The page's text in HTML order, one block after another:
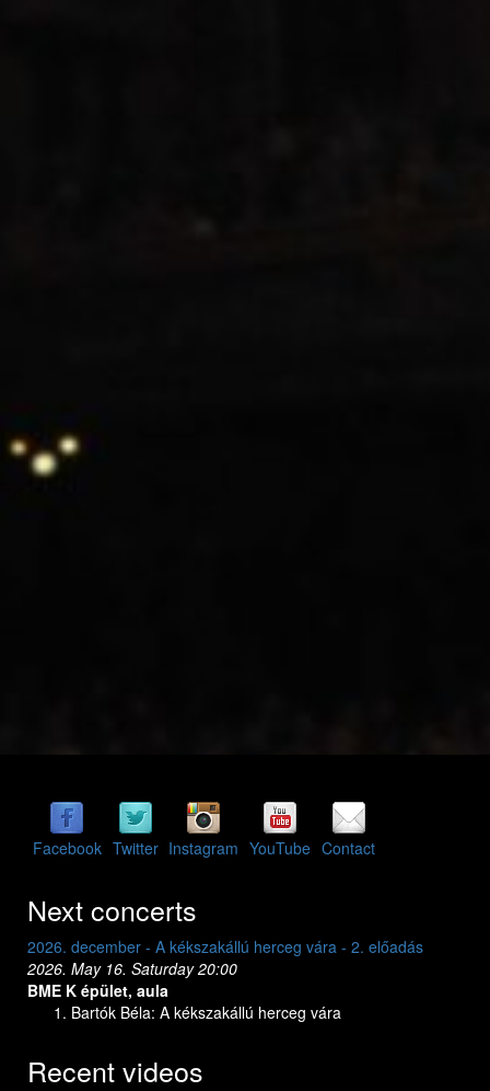
Facebook Twitter Instagram YouTube Contact
Next concerts
2026. december - A kékszakállú herceg vára - 2. előadás
2026. May 16. Saturday 20:00
BME K épület, aula
Bartók Béla: A kékszakállú herceg vára
Recent videos